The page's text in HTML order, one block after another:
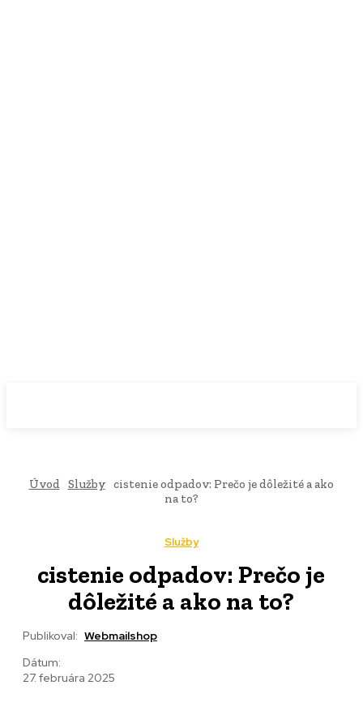
Úvod Služby cistenie odpadov: Prečo je dôležité a ako
na to?
Služby
cistenie odpadov: Prečo je
dôležité a ako na to?
Publikoval: Webmailshop
Dátum:
27. februára 2025